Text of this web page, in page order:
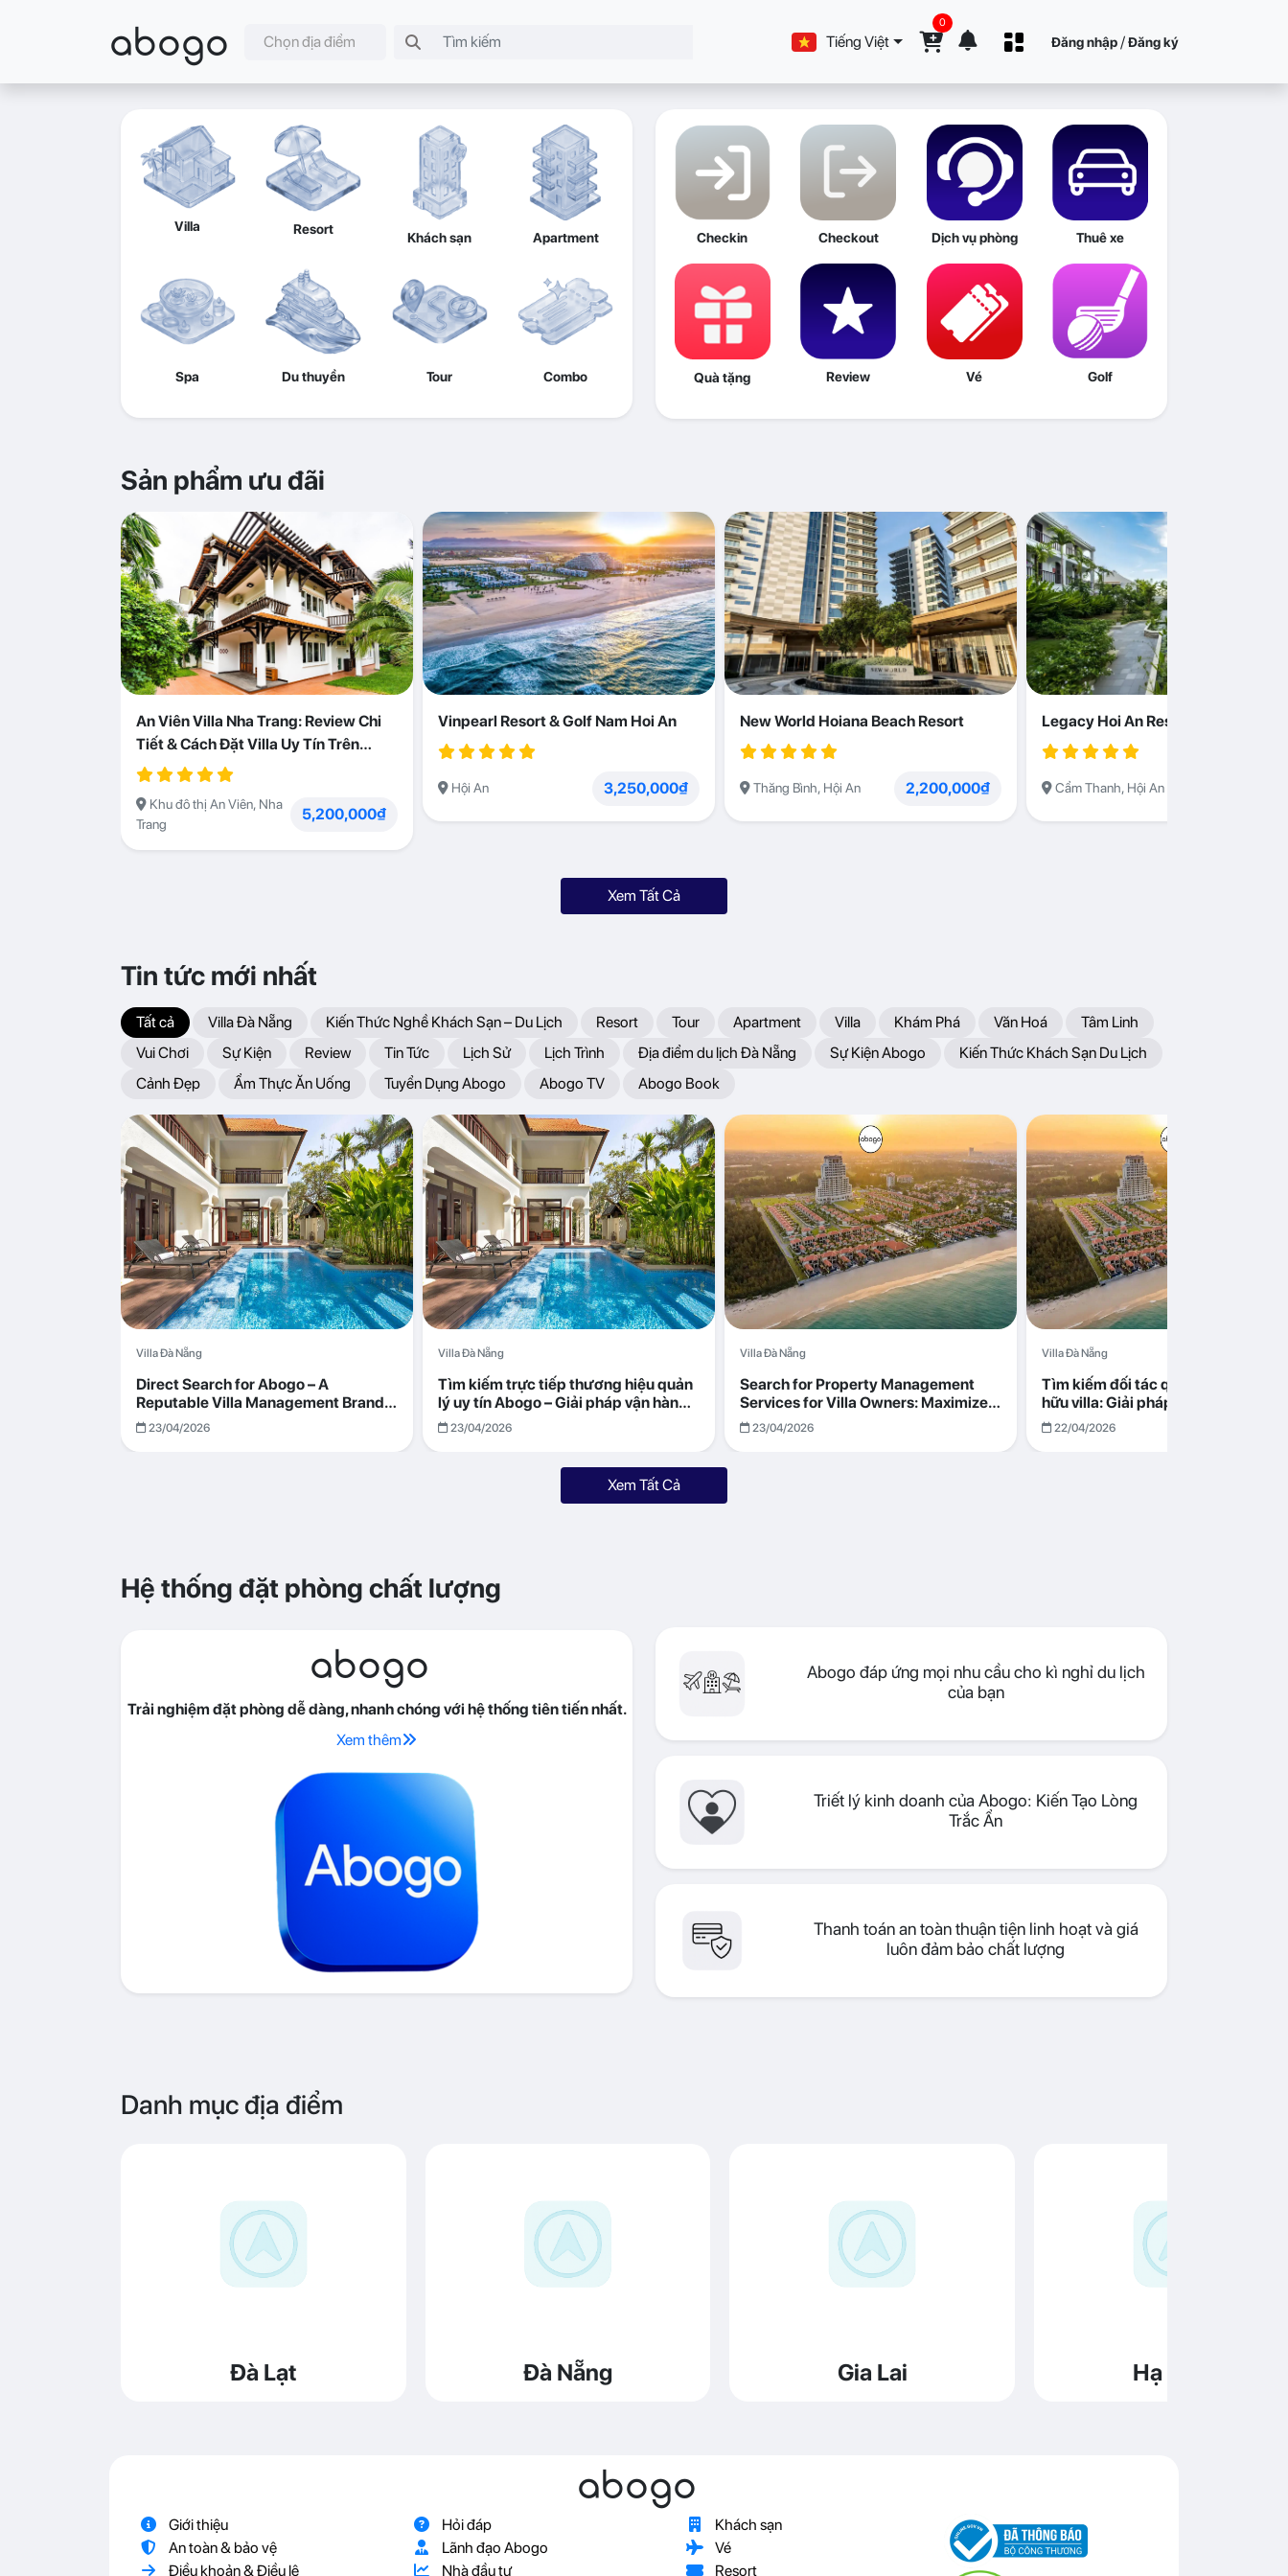
abogo Chọn địa điểm Tiếng Việt
0
Đăng nhập /Đăng ký
Villa Resort
Khách sạn Apartment
Spa Du thuyền Tour Combo
Checkin Checkout Dịch vụ phòng Thuê xe
Quà tặng Review Vé Golf
Sản phẩm ưu đãi
An Viên Villa Nha Trang: Review Chi
Tiết & Cách Đặt Villa Uy Tín Trên
Abogo
Khu đô thị An Viên, Nha
Trang
5,200,000₫
Vinpearl Resort & Golf Nam Hoi An
Hội An 3,250,000₫
New World Hoiana Beach Resort
Thăng Bình, Hội An 2,200,000₫
Legacy Hoi An Resort
Cẩm Thanh, Hội An
Xem Tất Cả
Tin tức mới nhất
Tất cả Villa Đà Nẵng Kiến Thức Nghề Khách Sạn – Du Lịch Resort Tour Apartment Villa Khám Phá Văn Hoá
Tâm Linh
Vui Chơi
Sự Kiện Review Tin Tức Lịch Sử Lịch Trình Địa điểm du lịch Đà Nẵng Sự Kiện Abogo
Kiến Thức Khách Sạn Du Lịch
Cảnh Đẹp
Ẩm Thực Ăn Uống Tuyển Dụng Abogo Abogo TV Abogo Book
Villa Đà Nẵng
Direct Search for Abogo – A
Reputable Villa Management Brand
with Transparent and Effective
Operations
23/04/2026
Villa Đà Nẵng
Tìm kiếm trực tiếp thương hiệu quản
lý uy tín Abogo – Giải pháp vận hành
villa hiệu quả, minh bạch
23/04/2026
Villa Đà Nẵng
Search for Property Management
Services for Villa Owners: Maximize
Returns with Abogo in Da Nang
23/04/2026
Villa Đà Nẵng
Tìm kiếm đối tác quản lý cho chủ sở
hữu villa: Giải pháp tối ưu lợi nhuận
cùng Abogo tại Đà Nẵng
22/04/2026
Xem Tất Cả
Hệ thống đặt phòng chất lượng
abogo
Trải nghiệm đặt phòng dễ dàng, nhanh chóng với hệ thống tiên tiến nhất.
Xem thêm
Abogo đáp ứng mọi nhu cầu cho kì nghỉ du lịch
của bạn
Triết lý kinh doanh của Abogo: Kiến Tạo Lòng
Trắc Ẩn
Thanh toán an toàn thuận tiện linh hoạt và giá
luôn đảm bảo chất lượng
Danh mục địa điểm
Đà Lạt Đà Nẵng Gia Lai Hạ Long
abogo
Giới thiệu
An toàn & bảo vệ
Điều khoản & Điều lệ
Hỏi đáp
Lãnh đạo Abogo
Nhà đầu tư
Khách sạn
Vé
Resort